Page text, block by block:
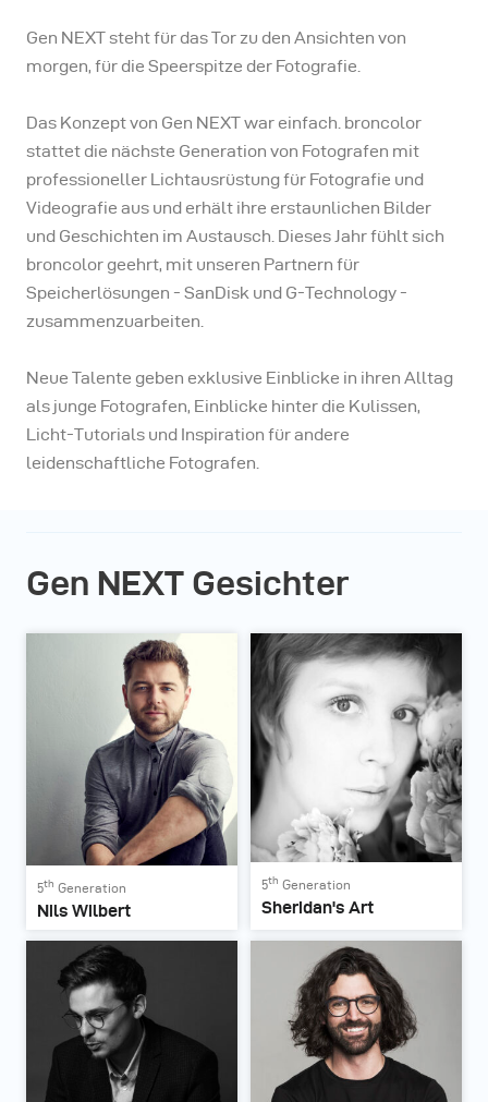
Gen NEXT steht für das Tor zu den Ansichten von
morgen, für die Speerspitze der Fotografie.
Das Konzept von Gen NEXT war einfach. broncolor
stattet die nächste Generation von Fotografen mit
professioneller Lichtausrüstung für Fotografie und
Videografie aus und erhält ihre erstaunlichen Bilder
und Geschichten im Austausch. Dieses Jahr fühlt sich
broncolor geehrt, mit unseren Partnern für
Speicherlösungen - SanDisk und G-Technology -
zusammenzuarbeiten.
Neue Talente geben exklusive Einblicke in ihren Alltag
als junge Fotografen, Einblicke hinter die Kulissen,
Licht-Tutorials und Inspiration für andere
leidenschaftliche Fotografen.
Gen NEXT Gesichter
5th Generation
Nils Wilbert
5th Generation
Sheridan's Art